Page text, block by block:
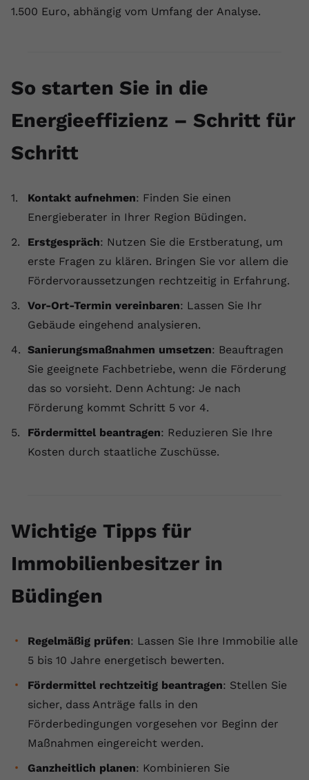
1.500 Euro, abhängig vom Umfang der Analyse.
So starten Sie in die
Energieeffizienz – Schritt für
Schritt
Kontakt aufnehmen: Finden Sie einen
Energieberater in Ihrer Region Büdingen.
Erstgespräch: Nutzen Sie die Erstberatung, um
erste Fragen zu klären. Bringen Sie vor allem die
Fördervoraussetzungen rechtzeitig in Erfahrung.
Vor-Ort-Termin vereinbaren: Lassen Sie Ihr
Gebäude eingehend analysieren.
Sanierungsmaßnahmen umsetzen: Beauftragen
Sie geeignete Fachbetriebe, wenn die Förderung
das so vorsieht. Denn Achtung: Je nach
Förderung kommt Schritt 5 vor 4.
Fördermittel beantragen: Reduzieren Sie Ihre
Kosten durch staatliche Zuschüsse.
Wichtige Tipps für
Immobilienbesitzer in
Büdingen
Regelmäßig prüfen: Lassen Sie Ihre Immobilie alle
5 bis 10 Jahre energetisch bewerten.
Fördermittel rechtzeitig beantragen: Stellen Sie
sicher, dass Anträge falls in den
Förderbedingungen vorgesehen vor Beginn der
Maßnahmen eingereicht werden.
Ganzheitlich planen: Kombinieren Sie